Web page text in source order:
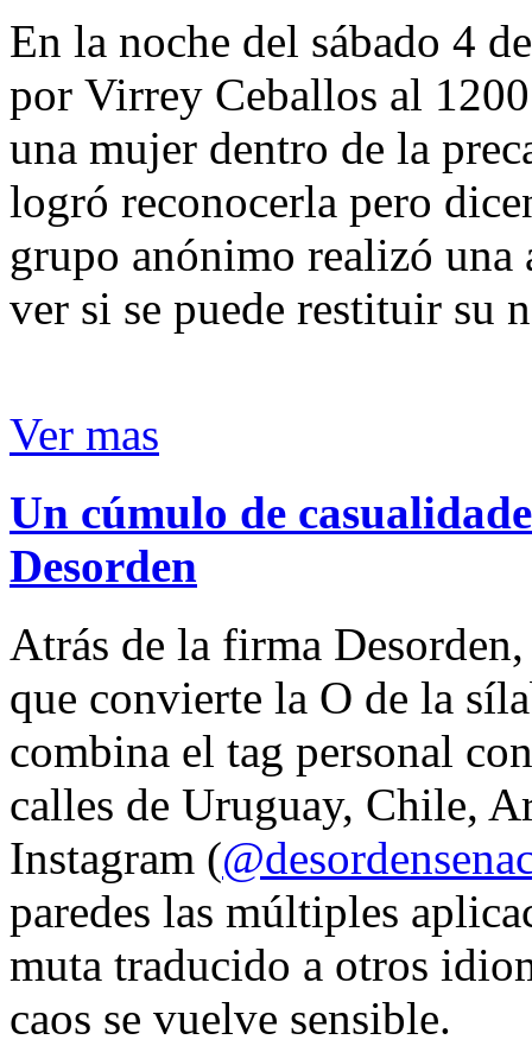
En la noche del sábado 4
por Virrey Ceballos al
una mujer dentro de la
logró reconocerla pero
grupo anónimo realizó
ver si se puede restituir su
Ver mas
Un cúmulo de
Desorden
Atrás de la firma
que convierte la O de la
combina el tag personal
calles de Uruguay, Chile,
Instagram (
paredes las múltiples
muta traducido a otros
caos se vuelve sensible.